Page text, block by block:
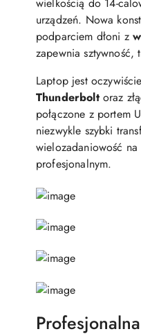
wielkością do 14-
urządzeń. Nowa
podparciem dłoni z
zapewnia sztywność,
Laptop jest
Thunderboltoraz
połączone z portem
niezwykle szybki
wielozadaniowość
profesjonalnym.